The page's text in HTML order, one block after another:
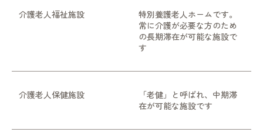
介護老人福祉施設
特別養護老人ホームです。
常に介護が必要な方のため
の長期滞在が可能な施設で
す
介護老人保健施設
「老健」と呼ばれ、中期滞
在が可能な施設です